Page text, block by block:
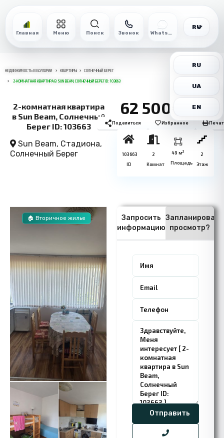
Главная Меню Поиск Звонок WhatsApp
RU
RU
UA
EN
НЕДВИЖИМОСТЬ В БОЛГАРИИ КВАРТИРЫ СОЛНЕЧНЫЙ БЕРЕГ
2-КОМНАТНАЯ КВАРТИРА В SUN BEAM, СОЛНЕЧНЫЙ БЕРЕГ ID: 103663
2-комнатная квартира
в Sun Beam, Солнечный
Берег ID: 103663
Sun Beam, Стадиона,
Солнечный Берег
62 500€
Поделиться Избранное
103663
ID
2
Комнат
49 м2
Площадь
2
Этаж
🏠 Вторичное жилье
Запросить
информацию
Запланировать
просмотр?